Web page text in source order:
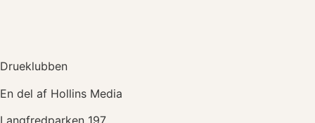
Drueklubben
En del af Hollins Media